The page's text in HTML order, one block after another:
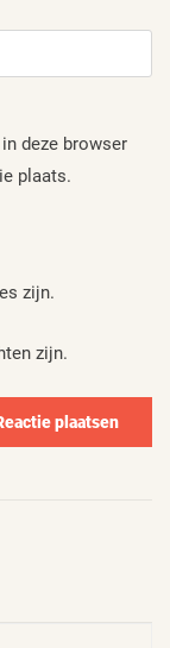
deze browser
plaats.
zijn.
zijn.